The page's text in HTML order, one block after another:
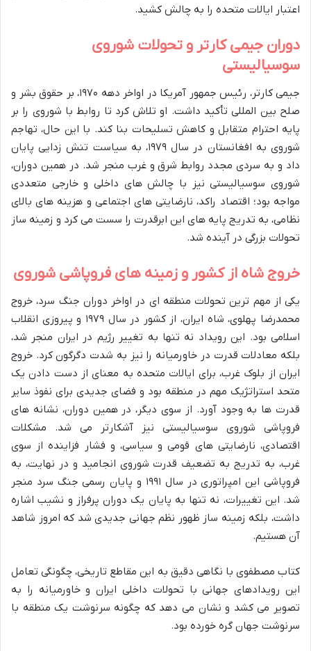
اعتبار ایالات متحده را به چالش کشید.
دوران جیمی کارتر و تحولات شوروی
سوسیالیستی
جیمی کارتر، رئیس جمهور آمریکا در اواخر دهه ۱۹۷۰، بر حقوق بشر و
صلح بین المللی تأکید داشت. او تلاش کرد تا روابط با شوروی را بر
پایه احترام متقابل و کاهش تسلیحات بنا کند. با این حال، تهاجم
شوروی به افغانستان در سال ۱۹۷۹، به سیاست تنش زدایی پایان
داد و به سردی مجدد روابط شرق و غرب منجر شد. در همین دوران،
شوروی سوسیالیستی نیز با چالش های داخلی و خارجی متعددی
مواجه بود؛ اقتصاد راکد، نارضایتی های اجتماعی و هزینه های بالای
نظامی، به تدریج پایه های این ابرقدرت را سست می کرد و زمینه ساز
تحولات بزرگی در آینده شد.
خروج شاه از کشور و زمینه های فروپاشی شوروی
یکی از مهم ترین تحولات منطقه ای در اواخر دوران جنگ سرد، خروج
محمدرضا پهلوی، شاه ایران، از کشور در سال ۱۹۷۹ و پیروزی انقلاب
اسلامی بود. این رویداد نه تنها به تغییر رژیم در ایران منجر شد،
بلکه معادلات قدرت در خاورمیانه را نیز به شدت دگرگون کرد. خروج
ایران از بلوک غرب، برای ایالات متحده به معنای از دست دادن یک
متحد استراتژیک مهم در منطقه بود و فضای جدیدی برای نفوذ سایر
قدرت ها به وجود آورد. از سوی دیگر، در همین دوران، نشانه های
فروپاشی شوروی سوسیالیستی نیز آشکارتر می شد. مشکلات
اقتصادی، نارضایتی های قومی و سیاسی، و فشار فزاینده از سوی
غرب، به تدریج به تضعیف قدرت شوروی انجامید و در نهایت، به
فروپاشی این امپراتوری در سال ۱۹۹۱ و پایان رسمی جنگ سرد منجر
شد. این تغییرات، نه تنها به پایان یک دوران پرفراز و نشیب اشاره
داشت، بلکه زمینه ساز ظهور نظم جهانی جدیدی شد که امروز شاهد
آن هستیم.
کتاب مصطفوی با نگاهی دقیق به این مقاطع تاریخی، چگونگی تعامل
این رویدادهای جهانی با تحولات داخلی ایران و خاورمیانه را به
تصویر می کشد و نشان می دهد که چگونه سرنوشت یک منطقه با
سرنوشت جهان گره خورده بود.